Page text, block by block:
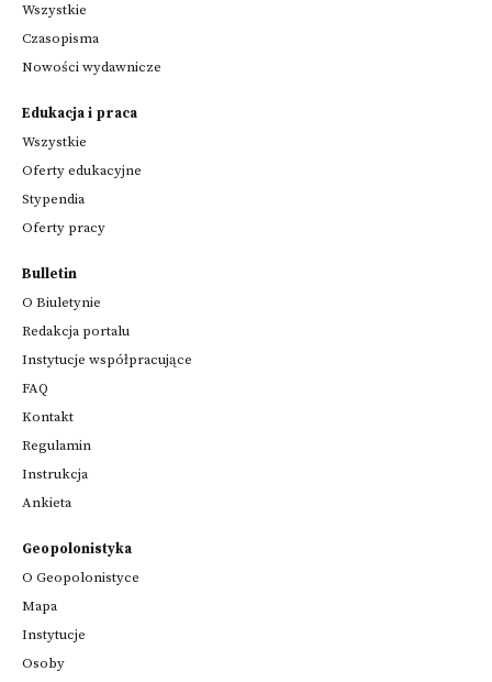
Wszystkie
Czasopisma
Nowości wydawnicze
Edukacja i praca
Wszystkie
Oferty edukacyjne
Stypendia
Oferty pracy
Bulletin
O Biuletynie
Redakcja portalu
Instytucje współpracujące
FAQ
Kontakt
Regulamin
Instrukcja
Ankieta
Geopolonistyka
O Geopolonistyce
Mapa
Instytucje
Osoby